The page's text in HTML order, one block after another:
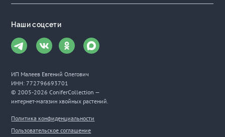
Наши соцсети
ИП Малеев Евгений Олегович
ИНН: 772796693701
© 2005-2026 ConiferCollection —
интернет-магазин хвойных растений.
Политика конфиденциальности
Пользовательское соглашение